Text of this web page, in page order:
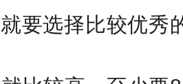
要选择比较优秀